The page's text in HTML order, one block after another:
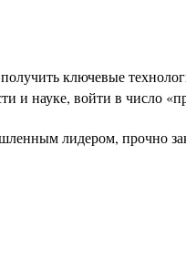
ключевые
и науке, войти в число
лидером, прочно